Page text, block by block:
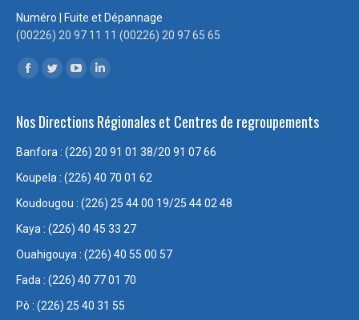
Numéro | Fuite et Dépannage
(00226) 20 97 11 11 (00226) 20 97 65 65
Trouvez nous sur :
Facebook
opens
window
Twitter
opens
new
window
YouTube
opens
new
window
LinkedIn
opens
window
Nos Directions Régionales et Centres de regroupements
Banfora : (226) 20 91 01 38/20 91 07 66
Koupela : (226) 40 70 01 62
Koudougou : (226) 25 44 00 19/25 44 02 48
Kaya : (226) 40 45 33 27
Ouahigouya : (226) 40 55 00 57
Fada : (226) 40 77 01 70
Pô : (226) 25 40 31 55